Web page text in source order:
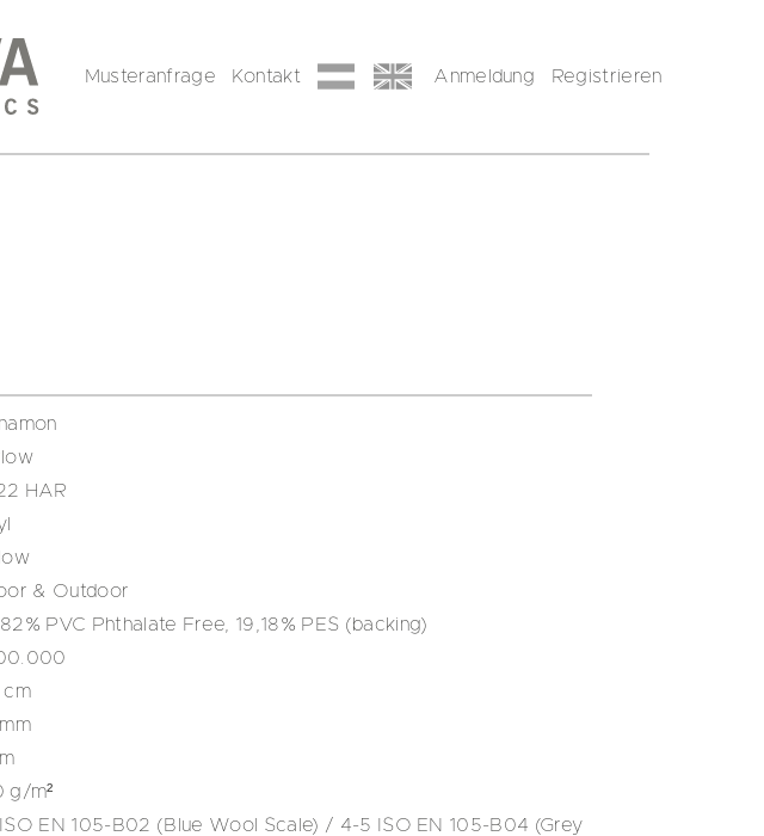
Musteranfrage Kontakt Anmeldung Registrieren
HAR
& Outdoor
PVC Phthalate Free, 19,18% PES (backing)
cm
mm
m
g/m²
EN 105-B02 (Blue Wool Scale) / 4-5 ISO EN 105-B04 (Grey